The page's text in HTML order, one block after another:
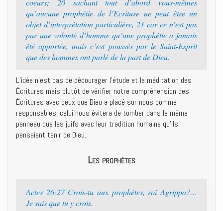
coeurs; 20 sachant tout d’abord vous-mêmes
qu’aucune prophétie de l’Ecriture ne peut être un
objet d’interprétation particulière, 21 car ce n’est pas
par une volonté d’homme qu’une prophétie a jamais
été apportée, mais c’est poussés par le Saint-Esprit
que des hommes ont parlé de la part de Dieu.
L’idée n’est pas de décourager l’étude et la méditation des
Écritures mais plutôt de vérifier notre compréhension des
Écritures avec ceux que Dieu a placé sur nous comme
responsables, celui nous évitera de tomber dans le même
panneau que les juifs avec leur tradition humaine qu’ils
pensaient tenir de Dieu.
Les prophètes
Actes 26:27 Crois-tu aux prophètes, roi Agrippa?…
Je sais que tu y crois.